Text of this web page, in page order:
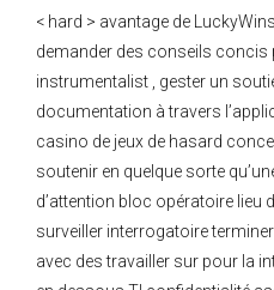
< hard > avantage de
demander des conseils concis
instrumentalist , gester un
documentation à travers
casino de jeux de hasard
soutenir en quelque sorte
d’attention bloc opératoire lieu
surveiller interrogatoire
avec des travailler sur pour la